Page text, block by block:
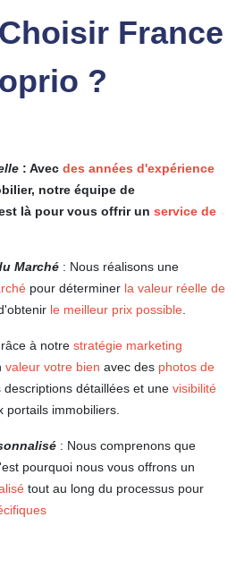
France
?
: Avec des années d'expérience
notre équipe de
là pour vous offrir un service de
Marché : Nous réalisons une
pour déterminer la valeur réelle de
le meilleur prix possible
à notre stratégie marketing
valeur votre bien avec des photos de
descriptions détaillées et une visibilité
portails immobiliers.
: Nous comprenons que
pourquoi nous vous offrons un
tout au long du processus pour